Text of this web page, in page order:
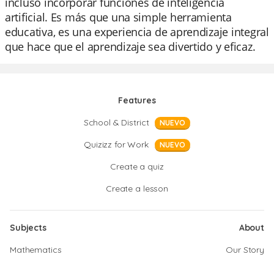
artificial. Es más que una simple herramienta
educativa, es una experiencia de aprendizaje integral
que hace que el aprendizaje sea divertido y eficaz.
Features
School & District
NUEVO
Quizizz for Work NUEVO
Create a quiz
Create a lesson
Subjects
Mathematics
About
Our Story